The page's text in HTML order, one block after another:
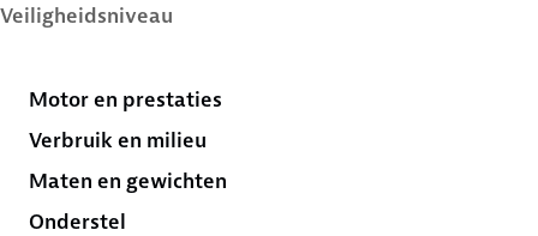
Veiligheidsniveau
Motor en prestaties
Verbruik en milieu
Maten en gewichten
Onderstel